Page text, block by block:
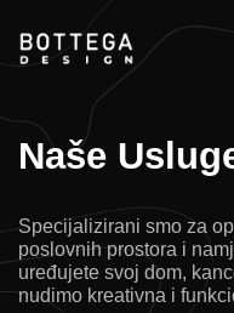
Naše
Specijalizirani smo za
poslovnih prostora i
uređujete svoj dom,
nudimo kreativna i